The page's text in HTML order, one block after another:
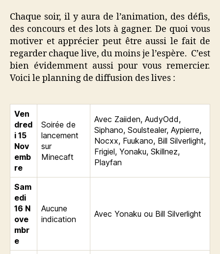
Chaque soir, il y aura de l’animation, des défis,
des concours et des lots à gagner. De quoi vous
motiver et apprécier peut être aussi le fait de
regarder chaque live, du moins je l’espère. C’est
bien évidemment aussi pour vous remercier.
Voici le planning de diffusion des lives :
Ven
dred
i 15
Nov
emb
re
Soirée de
lancement
sur
Minecaft
Avec Zaiiden, AudyOdd,
Siphano, Soulstealer, Aypierre,
Nocxx, Fuukano, Bill Silverlight,
Frigiel, Yonaku, Skillnez,
Playfan
Sam
edi
16 N
ove
mbr
e
Aucune
indication
Avec Yonaku ou Bill Silverlight